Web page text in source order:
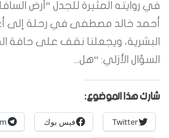
في روايته المثيرة للجدل “أرض
أحمد خالد مصطفى في رحلة إلى
البشرية، ويجعلنا نقف على حافة
السؤال الأزلي: “هل...
شارك هذا الموضوع:
Twitter فيس بوك